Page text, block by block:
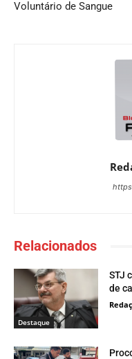
Voluntário de Sangue
Relacionados
Destaque
STJ
de